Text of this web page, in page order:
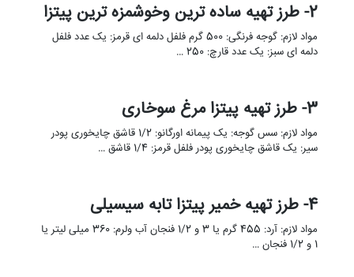
2- طرز تهیه ساده ترین وخوشمزه ترین پیتزا
مواد لازم: گوجه فرنگی: 500 گرم فلفل دلمه ای قرمز: یک عدد فلفل
دلمه ای سبز: یک عدد قارچ: 250 …
3- طرز تهیه پیتزا مرغ سوخاری
مواد لازم: سس گوجه: یک پیمانه اورگانو: 1/2 قاشق چایخوری پودر
سیر: یک قاشق چایخوری پودر فلفل قرمز: 1/4 قاشق …
4- طرز تهیه خمیر پیتزا تابه سیسیلی
مواد لازم: آرد: 455 گرم یا 3 و 1/2 فنجان آب ولرم: 360 میلی لیتر یا
1 و 1/2 فنجان …